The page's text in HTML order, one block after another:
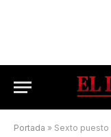
Portada » Sexto puesto